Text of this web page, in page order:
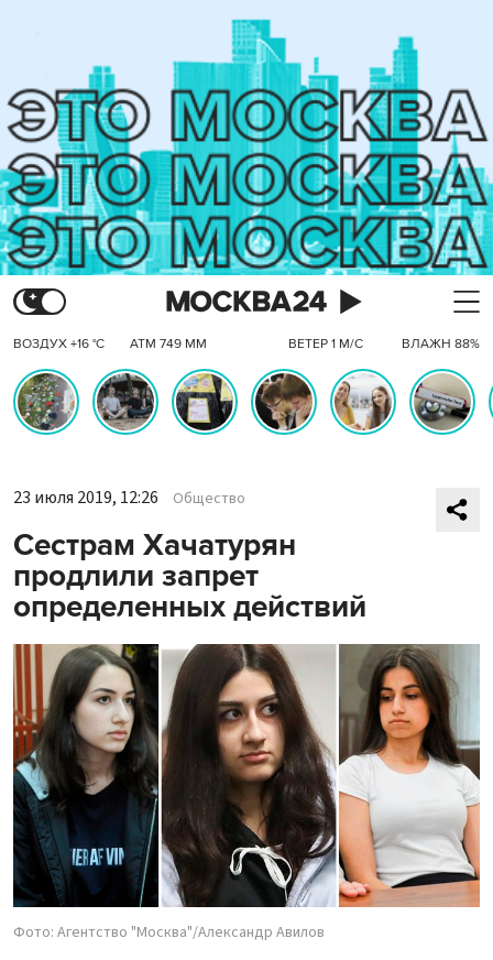
ВОЗДУХ +16 °C АТМ 749 ММ ВЕТЕР 1 М/С ВЛАЖН 88%
23 июля 2019, 12:26 Общество
Сестрам Хачатурян
продлили запрет
определенных действий
Фото: Агентство "Москва"/Александр Авилов